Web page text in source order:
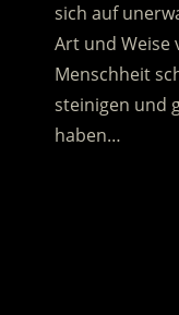
sich auf
Art und Weise
Menschheit
steinigen und
haben…